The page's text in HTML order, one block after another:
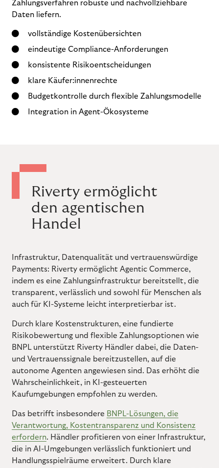
Zahlungsverfahren robuste und nachvollziehbare
Daten liefern.
vollständige Kostenübersichten
eindeutige Compliance-Anforderungen
konsistente Risikoentscheidungen
klare Käufer:innenrechte
Budgetkontrolle durch flexible Zahlungsmodelle
Integration in Agent-Ökosysteme
Riverty ermöglicht
den agentischen
Handel
Infrastruktur, Datenqualität und vertrauenswürdige
Payments: Riverty ermöglicht Agentic Commerce,
indem es eine Zahlungsinfrastruktur bereitstellt, die
transparent, verlässlich und sowohl für Menschen als
auch für KI-Systeme leicht interpretierbar ist.
Durch klare Kostenstrukturen, eine fundierte
Risikobewertung und flexible Zahlungsoptionen wie
BNPL unterstützt Riverty Händler dabei, die Daten-
und Vertrauenssignale bereitzustellen, auf die
autonome Agenten angewiesen sind. Das erhöht die
Wahrscheinlichkeit, in KI-gesteuerten
Kaufumgebungen empfohlen zu werden.
Das betrifft insbesondere BNPL-Lösungen, die
Verantwortung, Kostentransparenz und Konsistenz
erfordern. Händler profitieren von einer Infrastruktur,
die in AI-Umgebungen verlässlich funktioniert und
Handlungsspielräume erweitert. Durch klare